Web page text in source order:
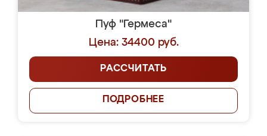
Пуф "Гермеса"
Цена: 34400 руб.
РАССЧИТАТЬ
ПОДРОБНЕЕ